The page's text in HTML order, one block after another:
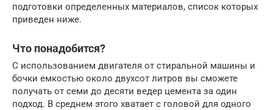
подготовки определенных материалов, список которых
приведен ниже.
Что понадобится?
С использованием двигателя от стиральной машины и
бочки емкостью около двухсот литров вы сможете
получать от семи до десяти ведер цемента за один
подход. В среднем этого хватает с головой для одного